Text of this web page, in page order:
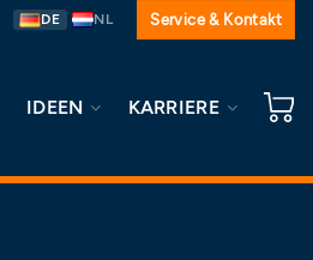
DE NL Service & Kontakt
IDEEN KARRIERE